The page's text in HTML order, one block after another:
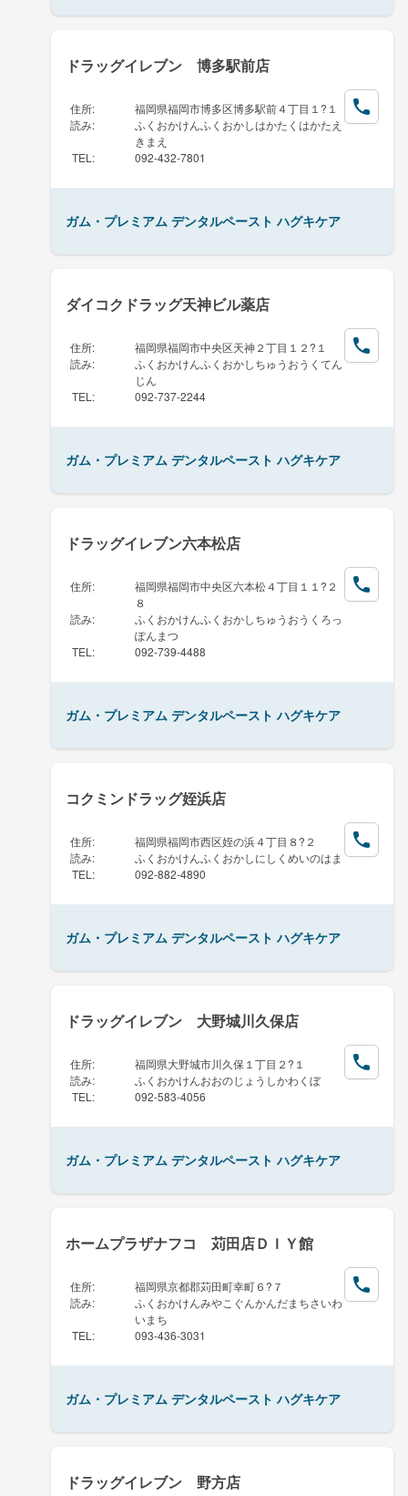
ドラッグイレブン 博多駅前店
住所:
福岡県福岡市博多区博多駅前４丁目１?１
読み:
ふくおかけんふくおかしはかたくはかたえ
きまえ
TEL : 092-432-7801
ガム・プレミアム デンタルペースト ハグキケア
ダイコクドラッグ天神ビル薬店
住所:
福岡県福岡市中央区天神２丁目１２?１
読み:
ふくおかけんふくおかしちゅうおうくてん
じん
TEL : 092-737-2244
ガム・プレミアム デンタルペースト ハグキケア
ドラッグイレブン六本松店
住所:
福岡県福岡市中央区六本松４丁目１１?２
８
読み:
ふくおかけんふくおかしちゅうおうくろっ
ぽんまつ
TEL : 092-739-4488
ガム・プレミアム デンタルペースト ハグキケア
コクミンドラッグ姪浜店
住所:
福岡県福岡市西区姪の浜４丁目８?２
読み:
ふくおかけんふくおかしにしくめいのはま
TEL : 092-882-4890
ガム・プレミアム デンタルペースト ハグキケア
ドラッグイレブン 大野城川久保店
住所:
福岡県大野城市川久保１丁目２?１
読み:
ふくおかけんおおのじょうしかわくぼ
TEL : 092-583-4056
ガム・プレミアム デンタルペースト ハグキケア
ホームプラザナフコ 苅田店ＤＩＹ館
住所:
福岡県京都郡苅田町幸町６?７
読み:
ふくおかけんみやこぐんかんだまちさいわ
いまち
TEL : 093-436-3031
ガム・プレミアム デンタルペースト ハグキケア
ドラッグイレブン 野方店